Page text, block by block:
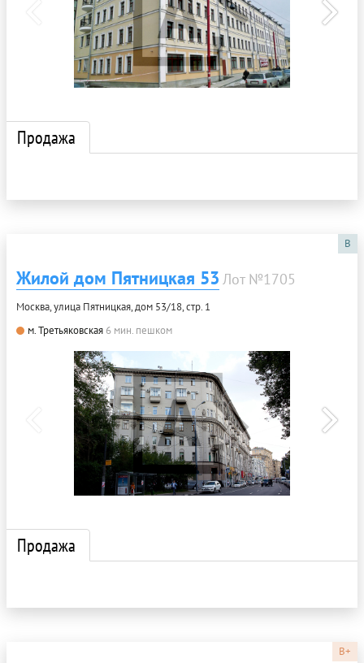
Продажа
B
Жилой дом Пятницкая 53 Лот №1705
Москва, улица Пятницкая, дом 53/18, стр. 1
м. Третьяковская 6 мин. пешком
Продажа
B+